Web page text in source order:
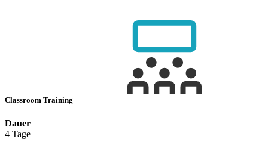
Classroom Training
Dauer
4 Tage